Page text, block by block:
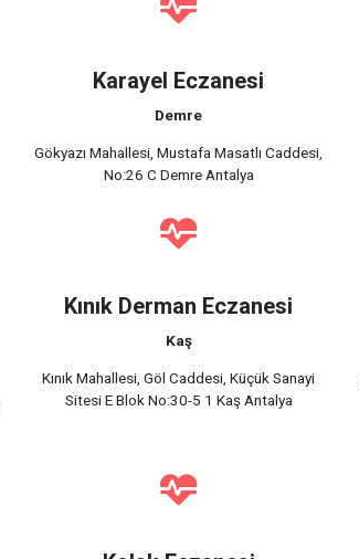
Karayel Eczanesi
Demre
Gökyazı Mahallesi, Mustafa Masatlı Caddesi,
No:26 C Demre Antalya
Kınık Derman Eczanesi
Kaş
Kınık Mahallesi, Göl Caddesi, Küçük Sanayi
Sitesi E Blok No:30-5 1 Kaş Antalya